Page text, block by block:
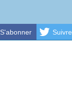
S'abonner Suivre